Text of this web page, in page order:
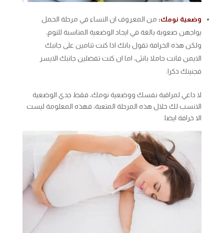
وضعية نومك: من المعروف ان النساء في مرحلة الحمل
يواجهن صعوبة بالغة في ايجاد الوضعية المناسبة للنوم،
ولكن هذه الخرافة تقول بانك اذا كنت تنامين على جانبك
الايمن فانت حاملا بانثى، اما ان كنت تفضلين جانبك الايسر
فجنينك ذكرا.
لا داعي لمراقبة نفسك ووضعية نومك، فقط جدي الوضعية
الانسب لك خلال هذه المرحلة المتعبة، فهذه المعلومة ليست
الا خرافة ايضا.